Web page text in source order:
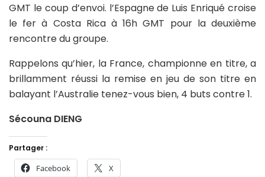
GMT le coup d’envoi. l’Espagne de Luis Enriqué croise
le fer à Costa Rica à 16h GMT pour la deuxième
rencontre du groupe.
Rappelons qu’hier, la France, championne en titre, a
brillamment réussi la remise en jeu de son titre en
balayant l’Australie tenez-vous bien, 4 buts contre 1.
Sécouna DIENG
Partager :
Facebook X